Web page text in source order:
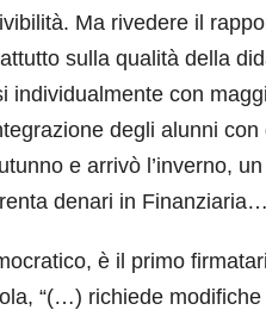
Ma rivedere il
sulla qualità della
con
degli alunni
e arrivò l’inverno,
denari in Finanziaria…
è il primo
“(…) richiede modifiche